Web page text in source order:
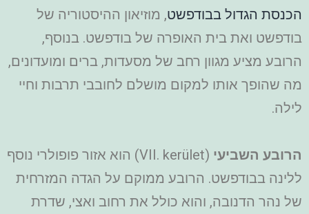
הכנסת הגדול בבודפשט, מוזיאון ההיסטוריה של
בודפשט ואת בית האופרה של בודפשט. בנוסף,
הרובע מציע מגוון רחב של מסעדות, ברים ומועדונים,
מה שהופך אותו למקום מושלם לחובבי תרבות וחיי
לילה.
הרובע השביעי
(VII. kerület) הוא אזור פופולרי נוסף
ללינה בבודפשט. הרובע ממוקם על הגדה המזרחית
של נהר הדנובה, והוא כולל את רחוב ואצי, שדרת